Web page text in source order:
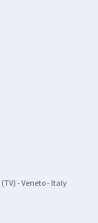
- Veneto - Italy